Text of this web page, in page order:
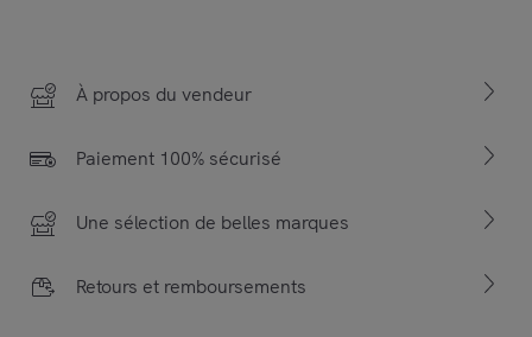
À propos du vendeur
Paiement 100% sécurisé
Une sélection de belles marques
Retours et remboursements